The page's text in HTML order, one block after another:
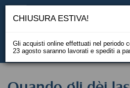
CHIUSURA ESTIVA!
Gli acquisti online effettuati nel periodo
23 agosto saranno lavorati e spediti a